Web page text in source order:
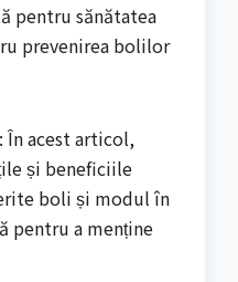
pentru sănătatea
prevenirea bolilor
acest articol,
și beneficiile
boli și modul în
pentru a menține